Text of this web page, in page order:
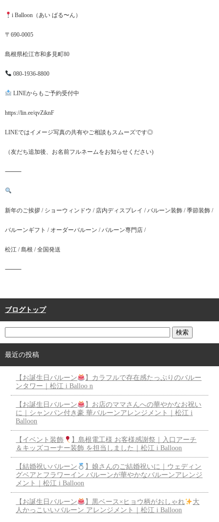
i Balloon（あい ばる〜ん）
〒690-0005
島根県松江市和多見町80
080-1936-8800
LINEからもご予約受付中
https://lin.ee/qvZiknF
LINEではイメージ写真の共有やご相談もスムーズです◎
（友だち追加後、お名前フルネームをお知らせください)
⸻
新年のご挨拶 / ショーウィンドウ / 店内ディスプレイ / バルーン装飾 / 季節装飾 /
バルーンギフト / オーダーバルーン / バルーン専門店 /
松江 / 島根 / 全国発送
⸻
ブログトップ
最近の投稿
【お誕生日バルーン
】カラフルで存在感たっぷりのバルー
ンタワー｜松江 i Balloo n
【お誕生日バルーン
】お店のママさんへの華やかなお祝い
に｜シャンパン付き豪 華バルーンアレンジメント｜松江 i
Balloon
【イベント装飾
】島根電工様 お客様感謝祭｜入口アーチ
＆キッズコーナー装飾 を担当しました｜松江 i Balloon
【結婚祝いバルーン
】娘さんのご結婚祝いに｜ウェディン
グベアとフラワーイン バルーンが華やかなバルーンアレンジ
メント｜松江 i Balloon
【お誕生日バルーン 】黒ベース×ヒョウ柄がおしゃれ
大
人かっこいいバルーン アレンジメント｜松江 i Balloon